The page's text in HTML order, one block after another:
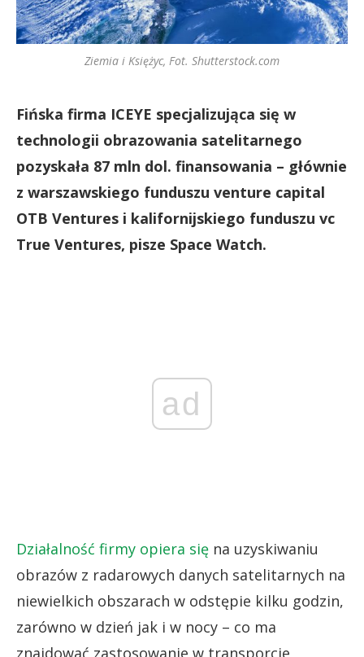
Ziemia i Księżyc, Fot. Shutterstock.com
Fińska firma ICEYE specjalizująca się w
technologii obrazowania satelitarnego
pozyskała 87 mln dol. finansowania – głównie
z warszawskiego funduszu venture capital
OTB Ventures i kalifornijskiego funduszu vc
True Ventures, pisze Space Watch.
ad
Działalność firmy opiera się na uzyskiwaniu
obrazów z radarowych danych satelitarnych na
niewielkich obszarach w odstępie kilku godzin,
zarówno w dzień jak i w nocy – co ma
znajdować zastosowanie w transporcie